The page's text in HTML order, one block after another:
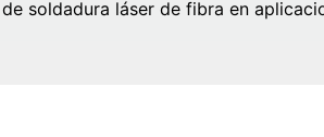
soldadura láser de fibra en